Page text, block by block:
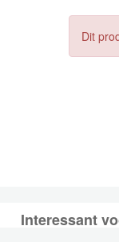
Dit
Interessant